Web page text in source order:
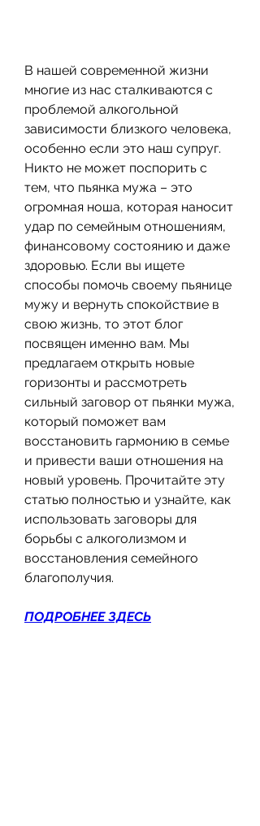
В нашей современной жизни
многие из нас сталкиваются с
проблемой алкогольной
зависимости близкого человека,
особенно если это наш супруг.
Никто не может поспорить с
тем, что пьянка мужа – это
огромная ноша, которая наносит
удар по семейным отношениям,
финансовому состоянию и даже
здоровью. Если вы ищете
способы помочь своему пьянице
мужу и вернуть спокойствие в
свою жизнь, то этот блог
посвящен именно вам. Мы
предлагаем открыть новые
горизонты и рассмотреть
сильный заговор от пьянки мужа,
который поможет вам
восстановить гармонию в семье
и привести ваши отношения на
новый уровень. Прочитайте эту
статью полностью и узнайте, как
использовать заговоры для
борьбы с алкоголизмом и
восстановления семейного
благополучия.
ПОДРОБНЕЕ ЗДЕСЬ